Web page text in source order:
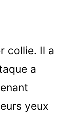
collie. Il a
a
yeux